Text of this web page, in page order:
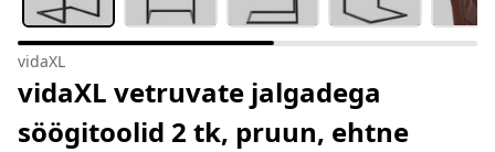
vidaXL
vidaXL vetruvate jalgadega
söögitoolid 2 tk, pruun, ehtne